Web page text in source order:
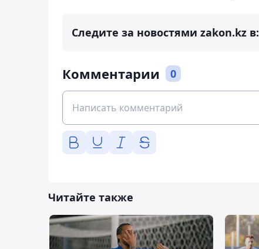
Следите за новостями zakon.kz в:
Комментарии 0
Читайте также